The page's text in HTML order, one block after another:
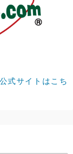
式サイトはこち